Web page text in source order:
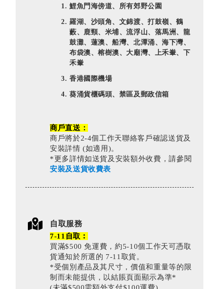
鯉魚門海傍道、所有郊野公園
羅湖、沙頭角、文錦渡、打鼓嶺、鶴
藪、鹿頸、米埔、流浮山、落馬洲、龍
鼓灘、蓮澳、船灣、北潭涌、海下灣、
布袋澳、榕樹澳、大廟灣、上禾輋、下
禾輋
香港國際機場
葵涌貨櫃碼頭、禁區及郵政信箱
商戶直送：
商戶將於2-4個工作天聯絡客戶確認送貨及
安裝詳情 (如適用)。
*更多詳情如送貨及安裝額外收費，請參閱
安裝及送貨收費表
自取服務
7-11自取︰
買滿$500 免運費，約5-10個工作天可憑取
貨通知於所選的 7-11取貨。
*受個別產品及其尺寸，價值和重量等的限
制而未能提供，以結賬頁面顯示為準*